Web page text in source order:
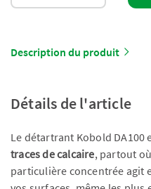
Description du produit
Détails de l'article
Le détartrant Kobold DA100
traces de calcaire, partout
particulière concentrée agit